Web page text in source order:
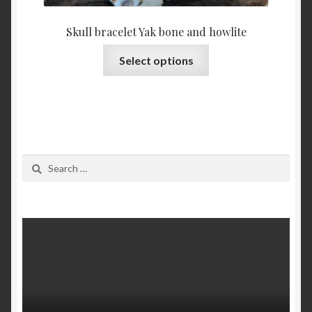
Skull bracelet Yak bone and howlite
Select options
options